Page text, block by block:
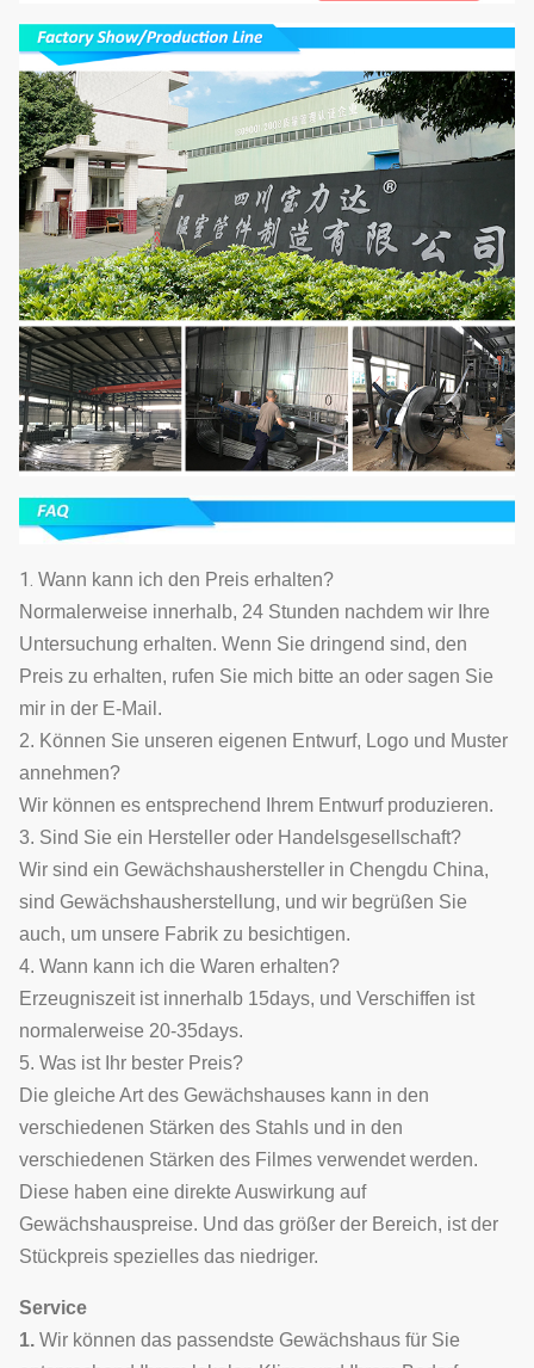
1. Wann kann ich den Preis erhalten?
Normalerweise innerhalb, 24 Stunden nachdem wir Ihre
Untersuchung erhalten. Wenn Sie dringend sind, den
Preis zu erhalten, rufen Sie mich bitte an oder sagen Sie
mir in der E-Mail.
2. Können Sie unseren eigenen Entwurf, Logo und Muster
annehmen?
Wir können es entsprechend Ihrem Entwurf produzieren.
3. Sind Sie ein Hersteller oder Handelsgesellschaft?
Wir sind ein Gewächshaushersteller in Chengdu China,
sind Gewächshausherstellung, und wir begrüßen Sie
auch, um unsere Fabrik zu besichtigen.
4. Wann kann ich die Waren erhalten?
Erzeugniszeit ist innerhalb 15days, und Verschiffen ist
normalerweise 20-35days.
5. Was ist Ihr bester Preis?
Die gleiche Art des Gewächshauses kann in den
verschiedenen Stärken des Stahls und in den
verschiedenen Stärken des Filmes verwendet werden.
Diese haben eine direkte Auswirkung auf
Gewächshauspreise. Und das größer der Bereich, ist der
Stückpreis spezielles das niedriger.
Service
1. Wir können das passendste Gewächshaus für Sie